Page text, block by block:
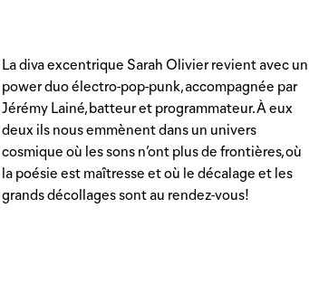
La diva excentrique Sarah Olivier revient avec un
power duo électro-pop-punk, accompagnée par
Jérémy Lainé, batteur et programmateur. À eux
deux ils nous emmènent dans un univers
cosmique où les sons n’ont plus de frontières, où
la poésie est maîtresse et où le décalage et les
grands décollages sont au rendez-vous!